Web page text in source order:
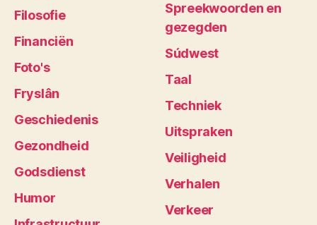
Filosofie
Financiën
Foto's
Fryslân
Geschiedenis
Gezondheid
Godsdienst
Humor
Spreekwoorden en
gezegden
Súdwest
Taal
Techniek
Uitspraken
Veiligheid
Verhalen
Verkeer